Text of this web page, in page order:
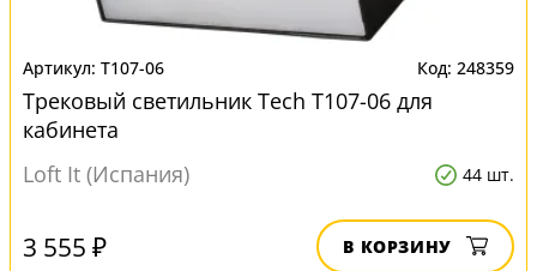
T107-06 248359
Трековый светильник Tech T107-06 для
кабинета
Loft It (Испания)
44 шт.
3 555 ₽ В КОРЗИНУ